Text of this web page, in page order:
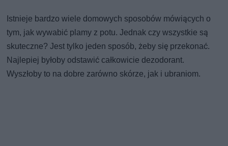
Istnieje bardzo wiele domowych sposobów mówiących o
tym, jak wywabić plamy z potu. Jednak czy wszystkie są
skuteczne? Jest tylko jeden sposób, żeby się przekonać.
Najlepiej byłoby odstawić całkowicie dezodorant.
Wyszłoby to na dobre zarówno skórze, jak i ubraniom.